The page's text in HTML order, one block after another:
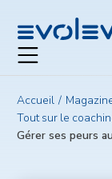
Accueil
Tout sur le
Gérer ses peurs